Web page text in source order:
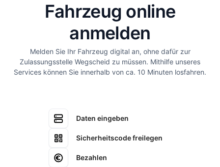
Fahrzeug online
anmelden
Melden Sie Ihr Fahrzeug digital an, ohne dafür zur
Zulassungsstelle Wegscheid zu müssen. Mithilfe unseres
Services können Sie innerhalb von ca. 10 Minuten losfahren.
Daten eingeben
Sicherheitscode freilegen
Bezahlen